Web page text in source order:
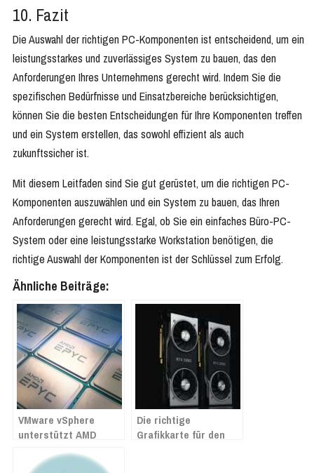
10. Fazit
Die Auswahl der richtigen PC-Komponenten ist entscheidend, um ein
leistungsstarkes und zuverlässiges System zu bauen, das den
Anforderungen Ihres Unternehmens gerecht wird. Indem Sie die
spezifischen Bedürfnisse und Einsatzbereiche berücksichtigen,
können Sie die besten Entscheidungen für Ihre Komponenten treffen
und ein System erstellen, das sowohl effizient als auch
zukunftssicher ist.
Mit diesem Leitfaden sind Sie gut gerüstet, um die richtigen PC-
Komponenten auszuwählen und ein System zu bauen, das Ihren
Anforderungen gerecht wird. Egal, ob Sie ein einfaches Büro-PC-
System oder eine leistungsstarke Workstation benötigen, die
richtige Auswahl der Komponenten ist der Schlüssel zum Erfolg.
Ähnliche Beiträge:
VMware vSphere
unterstützt AMD
EPYC’s SEV-
Funktionen
Die richtige
Grafikkarte für den